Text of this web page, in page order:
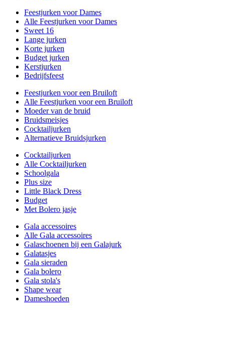
Feestjurken voor Dames
Alle Feestjurken voor Dames
Sweet 16
Lange jurken
Korte jurken
Budget jurken
Kerstjurken
Bedrijfsfeest
Feestjurken voor een Bruiloft
Alle Feestjurken voor een Bruiloft
Moeder van de bruid
Bruidsmeisjes
Cocktailjurken
Alternatieve Bruidsjurken
Cocktailjurken
Alle Cocktailjurken
Schoolgala
Plus size
Little Black Dress
Budget
Met Bolero jasje
Gala accessoires
Alle Gala accessoires
Galaschoenen bij een Galajurk
Galatasjes
Gala sieraden
Gala bolero
Gala stola's
Shape wear
Dameshoeden